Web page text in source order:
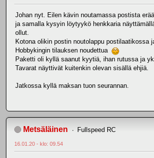
Johan nyt. Eilen kävin noutamassa postista
ja samalla kysyin löytyykö henkkaria
ollut.
Kotona olikin postin noutolappu postilaatikossa
Hobbykingin tilauksen noudettua
Paketti oli kyllä saanut kyytiä, ihan rutussa ja
Tavarat näyttivät kuitenkin olevan sisällä ehjiä.
Jatkossa kyllä maksan tuon seurannan.
Metsäläinen Fullspeed RC
16.01.20 - klo: 09.54